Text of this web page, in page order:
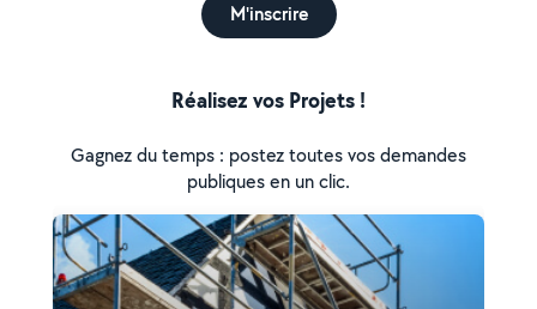
M'inscrire
Réalisez vos Projets !
Gagnez du temps : postez toutes vos demandes
publiques en un clic.